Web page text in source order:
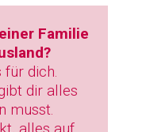
Familie
für dich.
dir alles
musst.
alles auf